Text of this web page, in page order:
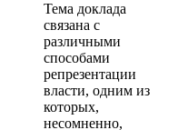
Тема доклада
связана с
различными
способами
репрезентации
власти, одним из
которых,
несомненно,